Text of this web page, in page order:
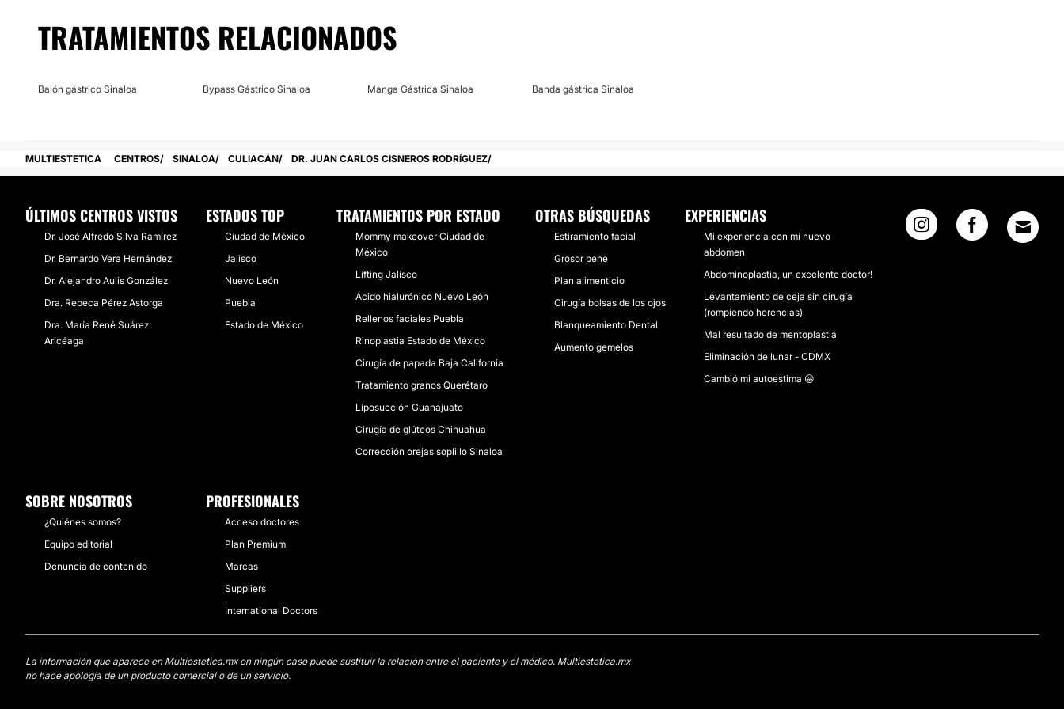
atenciónsanitaria a cada de las personas que decide confiar en sus manos el
cuidado de su salud.
cambio. Descubre los beneficios de recibir atención médica en México y
Posibilidad de videoconsulta:
Financiación o facilidades de pago:
No
TRATAMIENTOS RELACIONADOS
Balón gástrico Sinaloa Bypass Gástrico Sinaloa Manga Gástrica Sinaloa Banda gástrica Sinaloa
MULTIESTETICA CENTROS SINALOA CULIACÁN DR. JUAN CARLOS CISNEROS RODRÍGUEZ
ÚLTIMOS CENTROS VISTOS
​Dr. José Alfredo Silva Ramírez
​Dr. Bernardo Vera Hernández
​Dr. Alejandro Aulis González
​Dra. Rebeca Pérez Astorga
​Dra. María René Suárez
Aricéaga
ESTADOS TOP
Ciudad de México
Jalisco
Nuevo León
Puebla
Estado de México
TRATAMIENTOS POR ESTADO
Mommy makeover Ciudad de
México
Lifting Jalisco
Ácido hialurónico Nuevo León
Rellenos faciales Puebla
Rinoplastia Estado de México
Cirugía de papada Baja California
Tratamiento granos Querétaro
Liposucción Guanajuato
Cirugía de glúteos Chihuahua
Corrección orejas soplillo Sinaloa
OTRAS BÚSQUEDAS
Estiramiento facial
Grosor pene
Plan alimenticio
Cirugía bolsas de los ojos
Blanqueamiento Dental
Aumento gemelos
EXPERIENCIAS
Mi experiencia con mi nuevo
abdomen
Abdominoplastia, un excelente doctor!
Levantamiento de ceja sin cirugía
(rompiendo herencias)
Mal resultado de mentoplastia
Eliminación de lunar - CDMX
Cambió mi autoestima 😁
SOBRE NOSOTROS
¿Quiénes somos?
Equipo editorial
Denuncia de contenido
PROFESIONALES
Acceso doctores
Plan Premium
Marcas
Suppliers
International Doctors
La información que aparece en Multiestetica.mx en ningún caso puede sustituir la relación entre el paciente y el médico. Multiestetica.mx
no hace apología de un producto comercial o de un servicio.